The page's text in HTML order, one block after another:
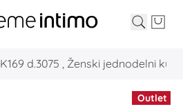
Pretraga
Cart
d.3075 , Ženski jednodelni
Outlet